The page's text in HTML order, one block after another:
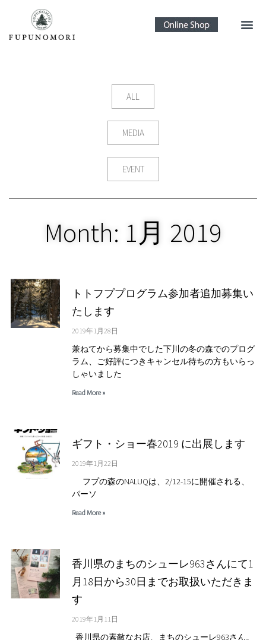
ALL
MEDIA
EVENT
Month: 1月 2019
トトフププログラム参加者追加募集い
たします
2019年1月28日
兼ねてから募集中でした下川の冬の森でのプログ
ラム、ご好評につきキャンセル待ちの方もいらっ
しゃいました
Read More »
ギフト・ショー春2019 に出展します
2019年1月22日
フプの森のNALUQは、2/12-15に開催される、
パーソ
Read More »
香川県のまちのシューレ963さんにて1
月18日から30日までお取扱いただきま
す
2019年1月11日
香川県の素敵なお店、まちのシューレ963さん。